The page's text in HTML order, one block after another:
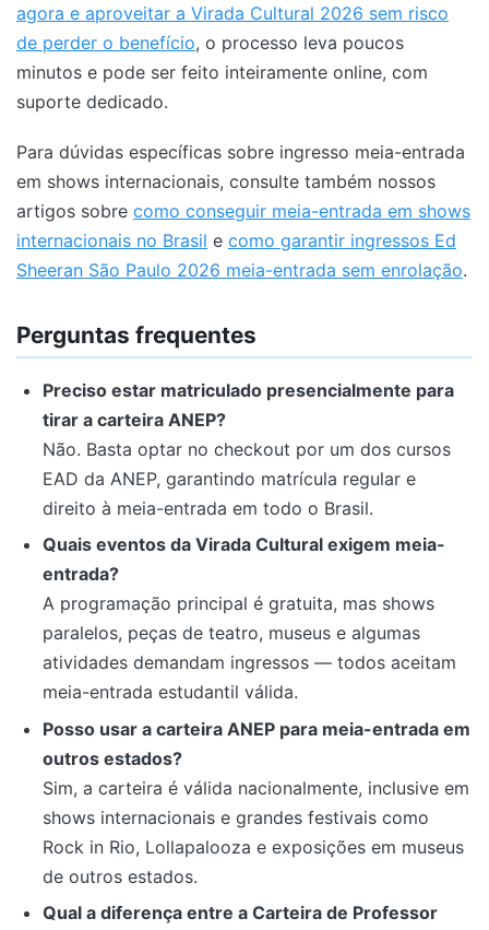
agora e aproveitar a Virada Cultural 2026 sem risco
de perder o benefício, o processo leva poucos
minutos e pode ser feito inteiramente online, com
suporte dedicado.
Para dúvidas específicas sobre ingresso meia-entrada
em shows internacionais, consulte também nossos
artigos sobre como conseguir meia-entrada em shows
internacionais no Brasil e como garantir ingressos Ed
Sheeran São Paulo 2026 meia-entrada sem enrolação.
Perguntas frequentes
Preciso estar matriculado presencialmente para
tirar a carteira ANEP?
Não. Basta optar no checkout por um dos cursos
EAD da ANEP, garantindo matrícula regular e
direito à meia-entrada em todo o Brasil.
Quais eventos da Virada Cultural exigem meia-
entrada?
A programação principal é gratuita, mas shows
paralelos, peças de teatro, museus e algumas
atividades demandam ingressos — todos aceitam
meia-entrada estudantil válida.
Posso usar a carteira ANEP para meia-entrada em
outros estados?
Sim, a carteira é válida nacionalmente, inclusive em
shows internacionais e grandes festivais como
Rock in Rio, Lollapalooza e exposições em museus
de outros estados.
Qual a diferença entre a Carteira de Professor